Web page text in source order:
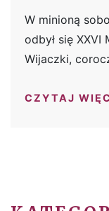
W minioną
odbył się XXVI
Wijaczki,
CZYTAJ